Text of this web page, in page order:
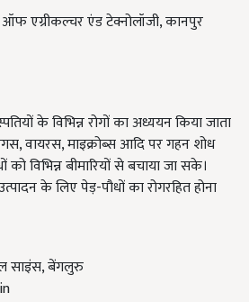
एग्रीकल्चर एंड टेक्नोलॉजी, कानपुर
के विभिन्न रोगों का अध्ययन किया जाता
वायरस, माइक्रोब्स आदि पर गहन शोध
को विभिन्न बीमारियों से बचाया जा सके।
के लिए पेड़-पौधों का रोगरहित होना
साइंस, बेंगलुरु